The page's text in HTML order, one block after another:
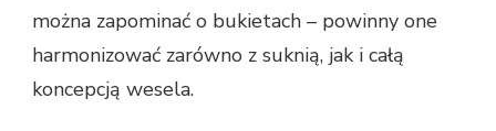
można zapominać o bukietach – powinny one
harmonizować zarówno z suknią, jak i całą
koncepcją wesela.